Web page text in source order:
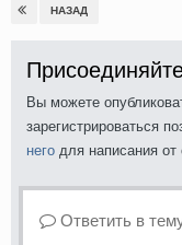
НАЗАД
Вы можете
зарегистрироваться
него для написания от
Ответить в